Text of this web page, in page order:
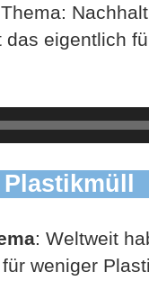
eigentlich
: Weltweit
weniger